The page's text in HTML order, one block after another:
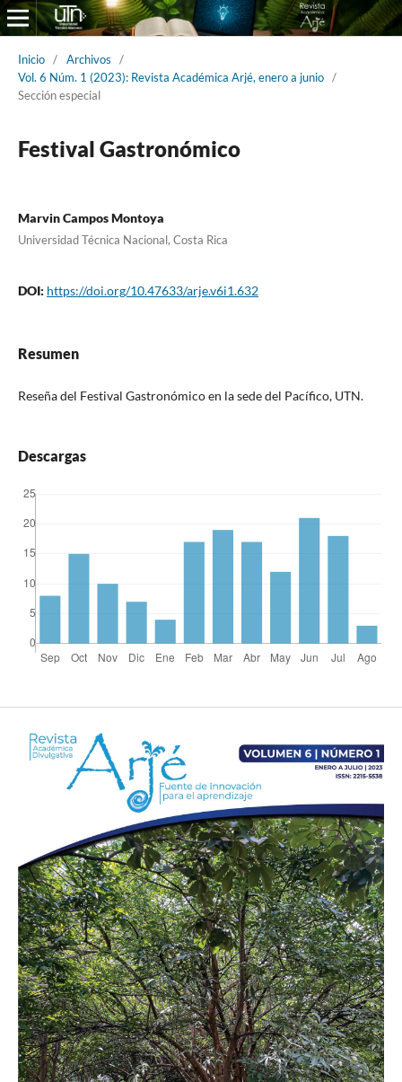
Inicio / Archivos
/
Vol. 6 Núm. 1 (2023): Revista Académica Arjé, enero a junio /
Sección especial
Festival Gastronómico
Marvin Campos Montoya
Universidad Técnica Nacional, Costa Rica
DOI: https://doi.org/10.47633/arje.v6i1.632
Resumen
Reseña del Festival Gastronómico en la sede del Pacífico, UTN.
Descargas